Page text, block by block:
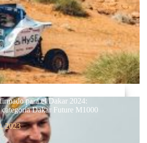
para el Dakar 2024:
categoría Dakar Future M1000
2023